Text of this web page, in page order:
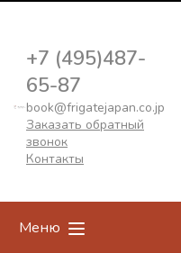
+7 (495)487-
65-87
book@frigatejapan.co.jp
Заказать обратный
звонок
Контакты
Меню